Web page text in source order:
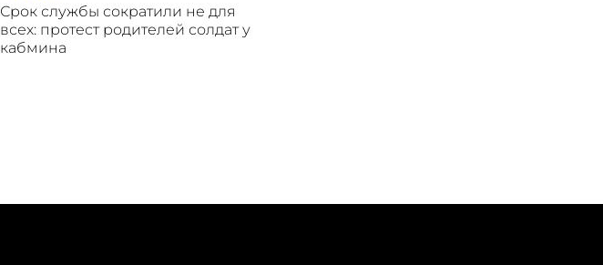
Срок службы сократили не для
всех: протест родителей солдат у
кабмина